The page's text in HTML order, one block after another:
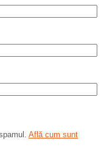
Află cum sunt